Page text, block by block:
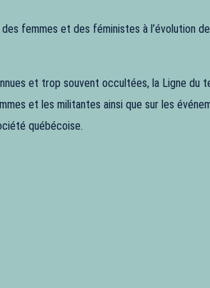
femmes et des féministes à l’évolution
et trop souvent occultées, la Ligne du
et les militantes ainsi que sur les
québécoise.